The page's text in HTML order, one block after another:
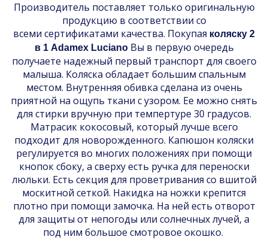
Производитель поставляет только оригинальную
продукцию в соответствии со
всеми сертификатами качества. Покупая коляску 2
в 1 Adamex LucianoВы в первую очередь
получаете надежный первый транспорт для своего
малыша. Коляска обладает большим спальным
местом. Внутренняя обивка сделана из очень
приятной на ощупь ткани с узором. Ее можно снять
для стирки вручную при темпертуре 30 градусов.
Матрасик кокосовый, который лучше всего
подходит для новорожденного. Капюшон коляски
регулируется во многих положениях при помощи
кнопок сбоку, а сверху есть ручка для переноски
люльки. Есть секция для проветривания со вшитой
москитной сеткой. Накидка на ножки крепится
плотно при помощи замочка. На ней есть отворот
для защиты от непогоды или солнечных лучей, а
под ним большое смотровое окошко.